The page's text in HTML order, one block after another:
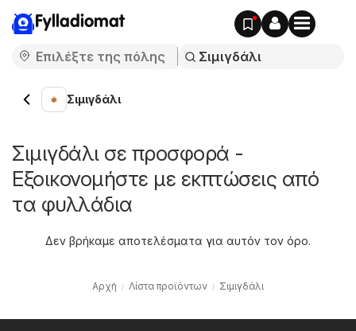
Fylladiomat
Σιμιγδάλι
Σιμιγδάλι σε προσφορά -
Εξοικονομήστε με εκπτώσεις από
τα φυλλάδια
Δεν βρήκαμε αποτελέσματα για αυτόν τον όρο.
Αρχή Λίστα προϊόντων Σιμιγδάλι